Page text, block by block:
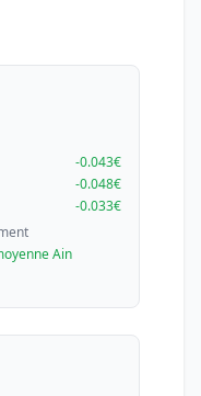
-0.043€
-0.048€
-0.033€
Ain